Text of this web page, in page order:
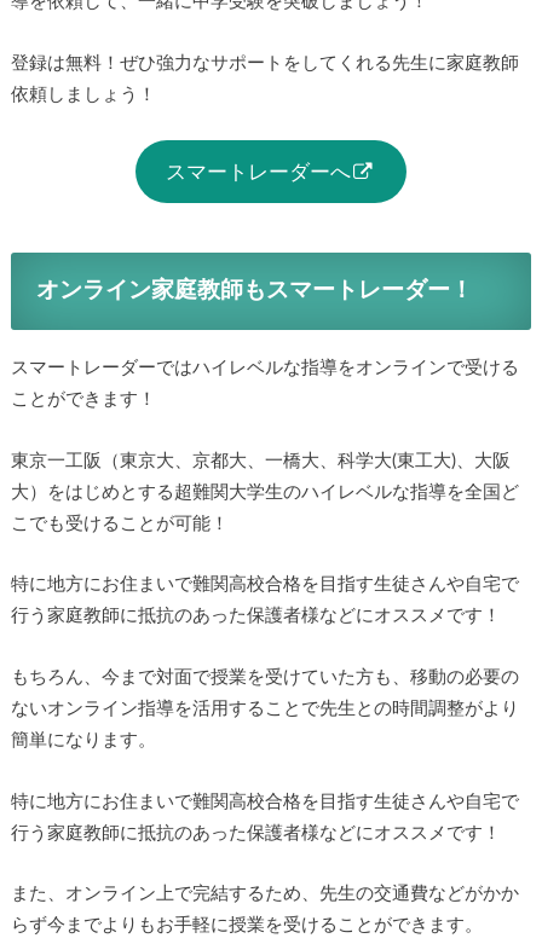
登録は無料！ぜひ強力なサポートをしてくれる先生に家庭教師
依頼しましょう！
スマートレーダーへ
オンライン家庭教師もスマートレーダー！
スマートレーダーではハイレベルな指導をオンラインで受ける
ことができます！
東京一工阪（東京大、京都大、一橋大、科学大(東工大)、大阪
大）をはじめとする超難関大学生のハイレベルな指導を全国ど
こでも受けることが可能！
特に地方にお住まいで難関高校合格を目指す生徒さんや自宅で
行う家庭教師に抵抗のあった保護者様などにオススメです！
もちろん、今まで対面で授業を受けていた方も、移動の必要の
ないオンライン指導を活用することで先生との時間調整がより
簡単になります。
特に地方にお住まいで難関高校合格を目指す生徒さんや自宅で
行う家庭教師に抵抗のあった保護者様などにオススメです！
また、オンライン上で完結するため、先生の交通費などがかか
らず今までよりもお手軽に授業を受けることができます。